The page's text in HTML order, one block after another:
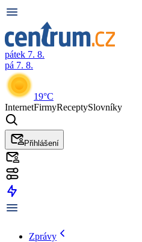
pátek 7. 8.
pá 7. 8.
19°C
InternetFirmyReceptySlovníky
Přihlášení
Zprávy